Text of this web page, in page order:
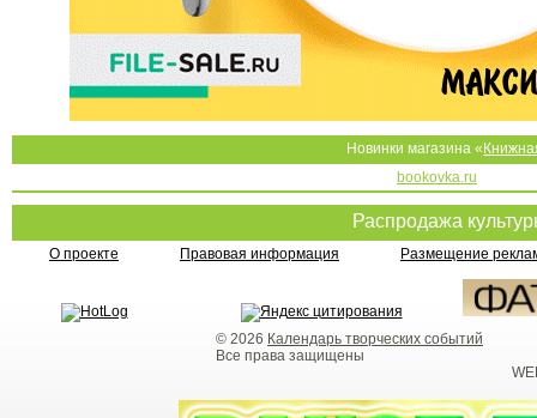
Новинки магазина «
bookovka.ru
Распродажа
О проекте Правовая информация Размещение
© 2026 Календарь творческих событий
Все права защищены